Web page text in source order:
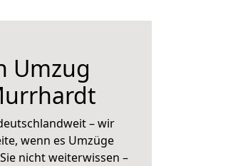
Umzug
– wir
wenn es Umzüge
nicht weiterwissen –